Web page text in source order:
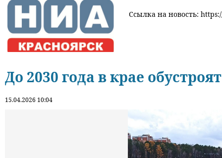
Ссылка на новость:
До 2030 года в крае
15.04.2026 10:04